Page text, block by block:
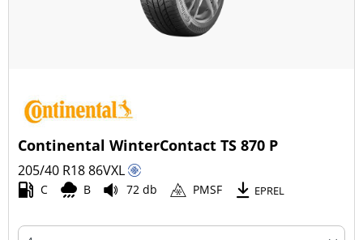
Continental WinterContact TS 870 P
205/40 R1886VXL
C B 72 db PMSF EPREL